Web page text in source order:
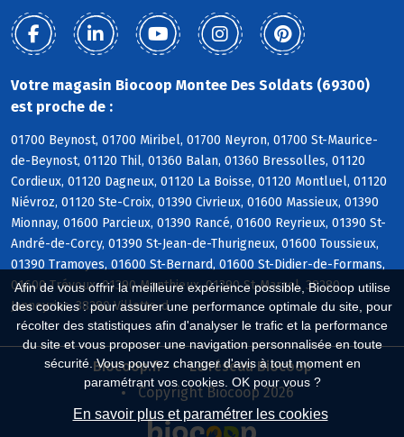
Afin de vous offrir la meilleure expérience possible, Biocoop utilise
des cookies : pour assurer une performance optimale du site, pour
récolter des statistiques afin d'analyser le trafic et la performance
du site et vous proposer une navigation personnalisée en toute
sécurité. Vous pouvez changer d'avis à tout moment en
paramétrant vos cookies. OK pour vous ?
En savoir plus et paramétrer les cookies
Votre magasin Biocoop Montee Des Soldats (69300)
est proche de :
01700 Beynost, 01700 Miribel, 01700 Neyron, 01700 St-Maurice-
de-Beynost, 01120 Thil, 01360 Balan, 01360 Bressolles, 01120
Cordieux, 01120 Dagneux, 01120 La Boisse, 01120 Montluel, 01120
Niévroz, 01120 Ste-Croix, 01390 Civrieux, 01600 Massieux, 01390
Mionnay, 01600 Parcieux, 01390 Rancé, 01600 Reyrieux, 01390 St-
André-de-Corcy, 01390 St-Jean-de-Thurigneux, 01600 Toussieux,
01390 Tramoyes, 01600 St-Bernard, 01600 St-Didier-de-Formans,
01600 Trévoux, 01390 Monthieux, 01390 St-Marcel, 38280
Janneyrias, 38280 Villette-d
Biocoop.fr
Le réseau Biocoop
Copyright Biocoop 2026